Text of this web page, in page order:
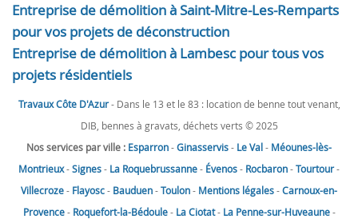
Entreprise de démolition à Saint-Mitre-Les-Remparts
pour vos projets de déconstruction
Entreprise de démolition à Lambesc pour tous vos
projets résidentiels
Travaux Côte D'Azur- Dans le 13 et le 83 : location de benne tout venant,
DIB, bennes à gravats, déchets verts © 2025
Nos services par ville : Esparron-Ginasservis- Le Val- Méounes-lès-
Montrieux-Signes- La Roquebrussanne- Évenos- Rocbaron-Tourtour-
Villecroze- Flayosc- Bauduen-Toulon- Mentions légales-Carnoux-en-
Provence- Roquefort-la-Bédoule- La Ciotat- La Penne-sur-Huveaune-